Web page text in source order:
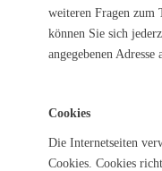
weiteren Fragen zum
können Sie sich
angegebenen Adresse
Cookies
Die Internetseiten
Cookies. Cookies